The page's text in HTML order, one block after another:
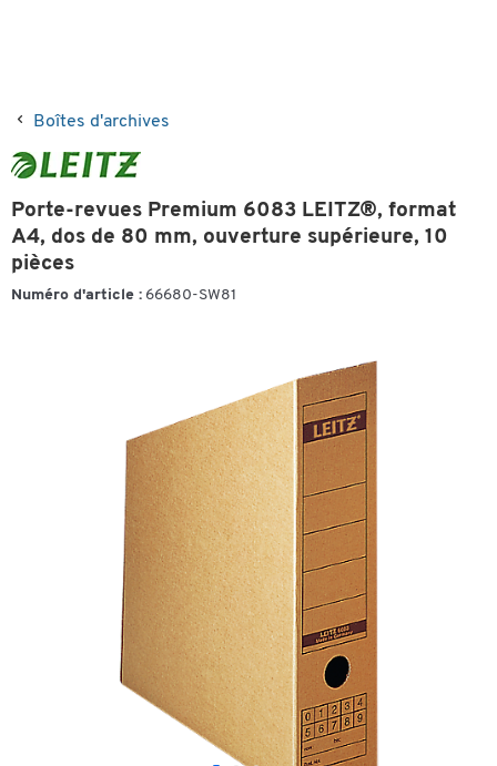
Boîtes d'archives
Porte-revues Premium 6083 LEITZ®, format
A4, dos de 80 mm, ouverture supérieure, 10
pièces
Numéro d'article : 66680-SW81